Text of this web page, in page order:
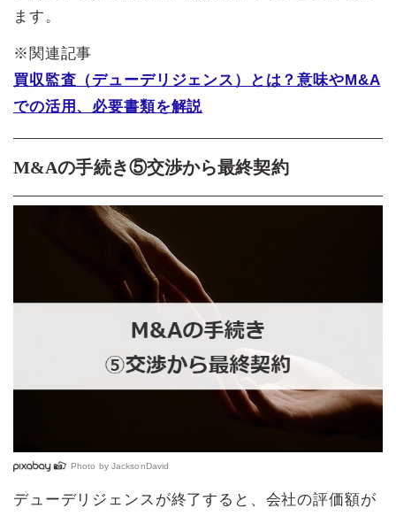
ます。
※関連記事
買収監査（デューデリジェンス）とは？意味やM&A
での活用、必要書類を解説
M&Aの手続き⑤交渉から最終契約
Photo by JacksonDavid
デューデリジェンスが終了すると、会社の評価額が